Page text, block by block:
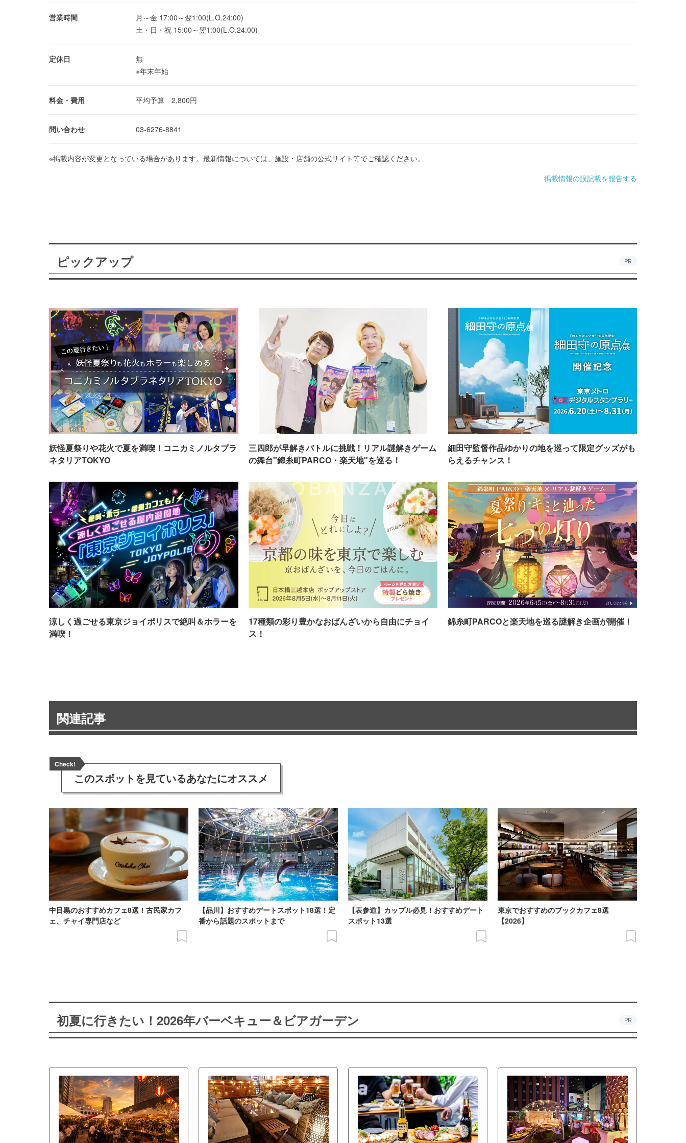
営業時間
月～金 17:00～翌1:00(L.O.24:00)
土・日・祝 15:00～翌1:00(L.O.24:00)
定休日
無
※年末年始
料金・費用 平均予算 2,800円
問い合わせ 03-6276-8841
※掲載内容が変更となっている場合があります。最新情報については、施設・店舗の公式サイト等でご確認ください。
掲載情報の誤記載を報告する
ピックアップ PR
妖怪夏祭りや花火で夏を満喫！コニカミノルタプラ
ネタリアTOKYO
三四郎が早解きバトルに挑戦！リアル謎解きゲーム
の舞台"錦糸町PARCO・楽天地"を巡る！
細田守監督作品ゆかりの地を巡って限定グッズがも
らえるチャンス！
涼しく過ごせる東京ジョイポリスで絶叫＆ホラーを
満喫！
17種類の彩り豊かなおばんざいから自由にチョイ
ス！
錦糸町PARCOと楽天地を巡る謎解き企画が開催！
関連記事
Check!
このスポットを見ているあなたにオススメ
中目黒のおすすめカフェ8選！古民家カフ
ェ、チャイ専門店など
【品川】おすすめデートスポット18選！定
番から話題のスポットまで
【表参道】カップル必見！おすすめデート
スポット13選
東京でおすすめのブックカフェ8選
【2026】
初夏に行きたい！2026年バーベキュー＆ビアガーデン PR